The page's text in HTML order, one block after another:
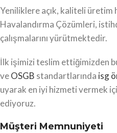
Yeniliklere açık, kaliteli üretim
Havalandırma Çözümleri,
çalışmalarını yürütmektedir.
İlk işimizi teslim ettiğimizden
veOSGB standartlarında isg
uyarak en iyi hizmeti vermek
ediyoruz.
Müşteri Memnuniyeti